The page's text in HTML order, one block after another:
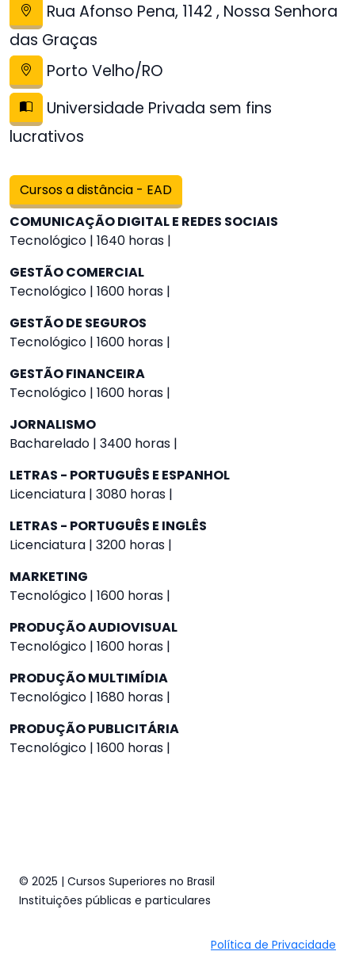
Rua Afonso Pena, 1142 , Nossa Senhora
das Graças
Porto Velho/RO
Universidade Privada sem fins
lucrativos
Cursos a distância - EAD
COMUNICAÇÃO DIGITAL E REDES SOCIAIS
Tecnológico | 1640 horas |
GESTÃO COMERCIAL
Tecnológico | 1600 horas |
GESTÃO DE SEGUROS
Tecnológico | 1600 horas |
GESTÃO FINANCEIRA
Tecnológico | 1600 horas |
JORNALISMO
Bacharelado | 3400 horas |
LETRAS - PORTUGUÊS E ESPANHOL
Licenciatura | 3080 horas |
LETRAS - PORTUGUÊS E INGLÊS
Licenciatura | 3200 horas |
MARKETING
Tecnológico | 1600 horas |
PRODUÇÃO AUDIOVISUAL
Tecnológico | 1600 horas |
PRODUÇÃO MULTIMÍDIA
Tecnológico | 1680 horas |
PRODUÇÃO PUBLICITÁRIA
Tecnológico | 1600 horas |
© 2025 | Cursos Superiores no Brasil
Instituições públicas e particulares
Política de Privacidade